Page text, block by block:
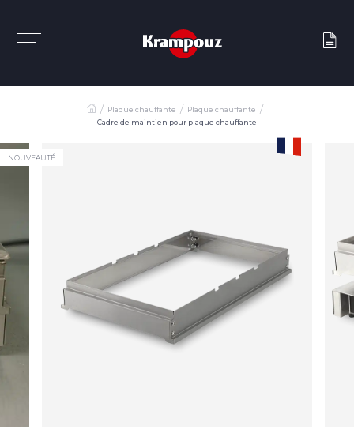
Plaque chauffante
Plaque chauffante
Cadre de maintien pour plaque chauffante
NOUVEAUTÉ